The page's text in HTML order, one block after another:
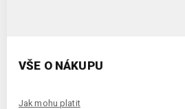
VŠE O NÁKUPU
Jak mohu platit